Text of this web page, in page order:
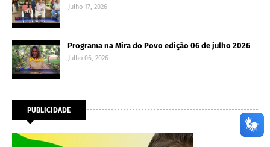
Julho 17, 2026
Programa na Mira do Povo edição 06 de julho 2026
Julho 06, 2026
PUBLICIDADE